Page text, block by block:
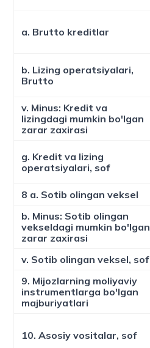
a. Brutto kreditlar
b. Lizing operatsiyalari,
Brutto
v. Minus: Kredit va
lizingdagi mumkin bo'lgan
zarar zaxirasi
g. Kredit va lizing
operatsiyalari, sof
8 a. Sotib olingan veksel
b. Minus: Sotib olingan
vekseldagi mumkin bo'lgan
zarar zaxirasi
v. Sotib olingan veksel, sof
9. Mijozlarning moliyaviy
instrumentlarga bo'lgan
majburiyatlari
10. Asosiy vositalar, sof